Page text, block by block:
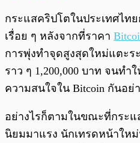
พร้อมเล่น
กระแสคริปโตในประเทศไท
เรื่อย ๆ หลังจากที่ราคา
การพุ่งทำจุดสูงสุดใหม่แตะร
ราว ๆ 1,200,000 บาท จนท
ความสนใจใน Bitcoin กันอย่
อย่างไรก็ตามในขณะที่กระแ
นิยมมาแรง นักเทรดหน้าให